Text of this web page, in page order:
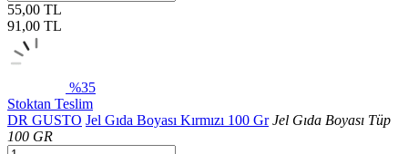
55,00 TL
91,00 TL
%35
Stoktan Teslim
DR GUSTO Jel Gıda Boyası Kırmızı 100 Gr Jel Gıda Boyası Tüp
100 GR